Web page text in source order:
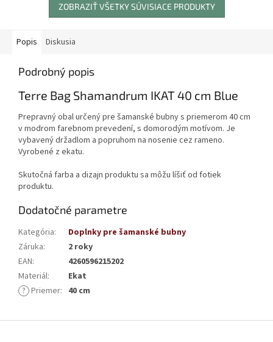
ZOBRAZIŤ VŠETKY SÚVISIACE PRODUKTY
Popis Diskusia
Podrobný popis
Terre Bag Shamandrum IKAT 40 cm Blue
Prepravný obal určený pre šamanské bubny s priemerom 40 cm
v modrom farebnom prevedení, s domorodým motívom. Je
vybavený držadlom a popruhom na nosenie cez rameno.
Vyrobené z ekatu.
Skutočná farba a dizajn produktu sa môžu líšiť od fotiek
produktu.
Dodatočné parametre
Kategória:
Doplnky pre šamanské bubny
Záruka:
2 roky
EAN:
4260596215202
Materiál:
Ekat
? Priemer: 40 cm